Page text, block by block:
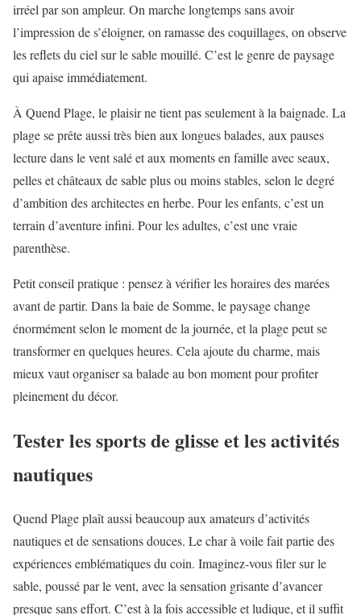
irréel par son ampleur. On marche longtemps sans avoir
l’impression de s’éloigner, on ramasse des coquillages, on observe
les reflets du ciel sur le sable mouillé. C’est le genre de paysage
qui apaise immédiatement.
À Quend Plage, le plaisir ne tient pas seulement à la baignade. La
plage se prête aussi très bien aux longues balades, aux pauses
lecture dans le vent salé et aux moments en famille avec seaux,
pelles et châteaux de sable plus ou moins stables, selon le degré
d’ambition des architectes en herbe. Pour les enfants, c’est un
terrain d’aventure infini. Pour les adultes, c’est une vraie
parenthèse.
Petit conseil pratique : pensez à vérifier les horaires des marées
avant de partir. Dans la baie de Somme, le paysage change
énormément selon le moment de la journée, et la plage peut se
transformer en quelques heures. Cela ajoute du charme, mais
mieux vaut organiser sa balade au bon moment pour profiter
pleinement du décor.
Tester les sports de glisse et les activités
nautiques
Quend Plage plaît aussi beaucoup aux amateurs d’activités
nautiques et de sensations douces. Le char à voile fait partie des
expériences emblématiques du coin. Imaginez-vous filer sur le
sable, poussé par le vent, avec la sensation grisante d’avancer
presque sans effort. C’est à la fois accessible et ludique, et il suffit